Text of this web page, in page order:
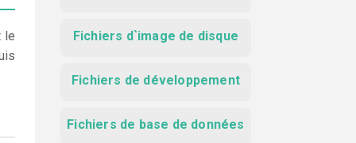
le
Fichiers d`image de disque
Fichiers de développement
Fichiers de base de données